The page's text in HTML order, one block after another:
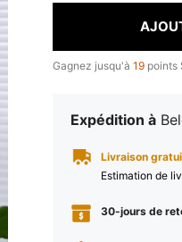
Gagnez jusqu'à 19 points
Expédition à
Livraison
Estimation de
30-jours de